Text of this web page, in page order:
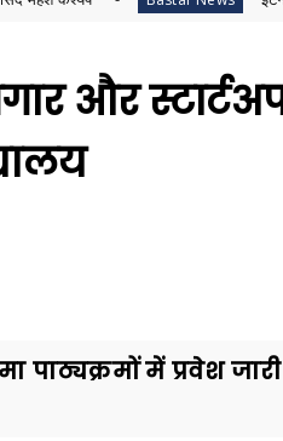
और
पाठ्यक्रमों में प्रवेश जारी